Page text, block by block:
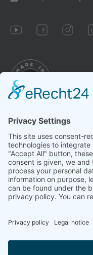
Impressum
Conditions
Datenschutz
Paramètres des
En vertu des
vous informer que: La